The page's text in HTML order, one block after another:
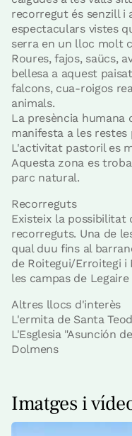
recorregut és senzill i
espectaculars vistes
serra en un lloc molt
Roures, fajos, saücs,
bellesa a aquest
falcons, cua-roigos
animals.
La presència humana
manifesta a les
L'activitat pastoril es
Aquesta zona es
parc natural.
Recorreguts
Existeix la
recorreguts. Una de
qual duu fins al
de Roitegui/Erroitegi i
les campas de Legaire
Altres llocs d'interès
L'ermita de Santa
L'Esglesia "Asunción
Dolmens
Imatges i